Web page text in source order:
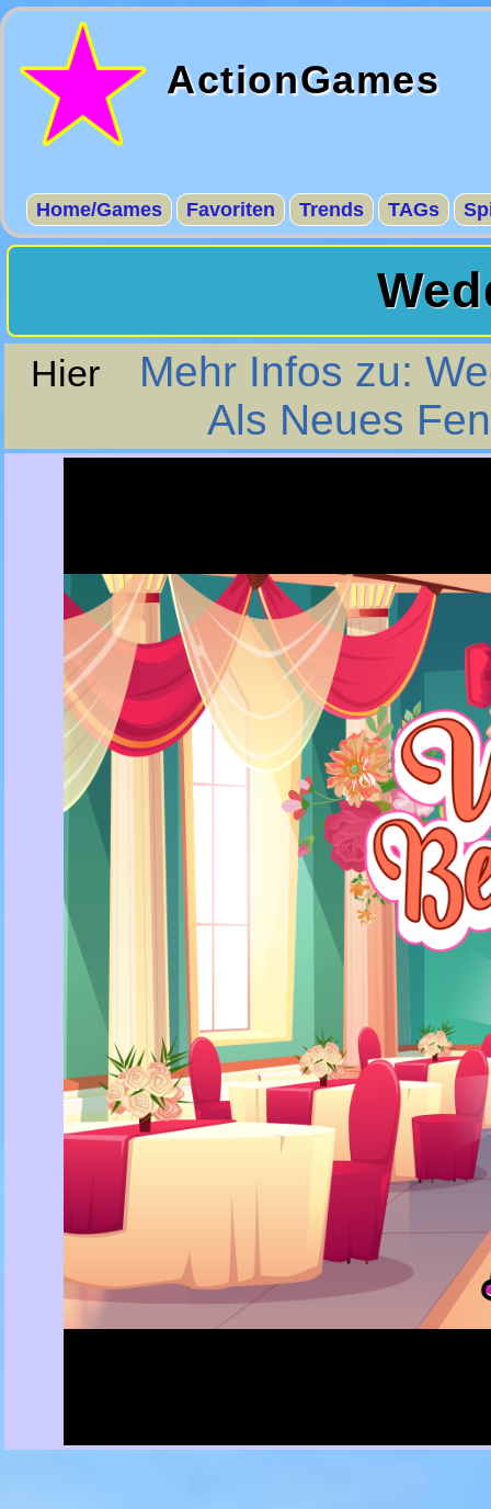
ActionGames
Home/Games Favoriten Trends TAGs
Hier Mehr Infos zu:
Als Neues